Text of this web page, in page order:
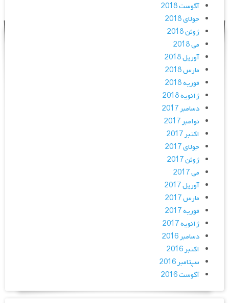
آگوست 2018
جولای 2018
ژوئن 2018
می 2018
آوریل 2018
مارس 2018
فوریه 2018
ژانویه 2018
دسامبر 2017
نوامبر 2017
اکتبر 2017
جولای 2017
ژوئن 2017
می 2017
آوریل 2017
مارس 2017
فوریه 2017
ژانویه 2017
دسامبر 2016
اکتبر 2016
سپتامبر 2016
آگوست 2016